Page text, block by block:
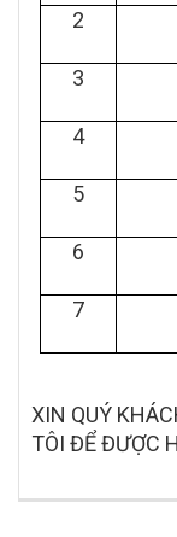
2
3
4
5
6
7
XIN QUÝ
TÔI ĐỂ ĐƯỢC